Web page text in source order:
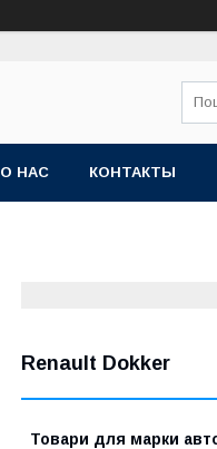
О НАС КОНТАКТЫ
Renault Dokker
Товари для марки